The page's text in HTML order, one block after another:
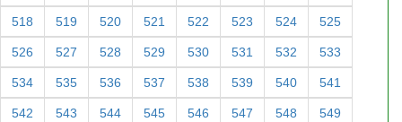
518 519 520 521 522 523 524 525
526 527 528 529 530 531 532 533
534 535 536 537 538 539 540 541
542 543 544 545 546 547 548 549